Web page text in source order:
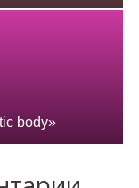
body»